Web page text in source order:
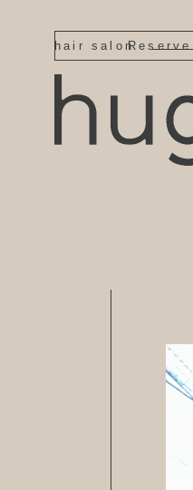
Reserve
hair salon